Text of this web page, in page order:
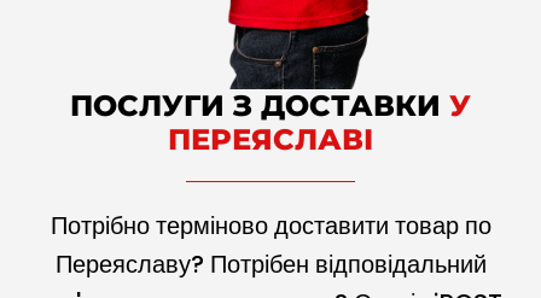
ПОСЛУГИ З ДОСТАВКИ У
ПЕРЕЯСЛАВІ
Потрібно терміново доставити товар по
Переяславу? Потрібен відповідальний